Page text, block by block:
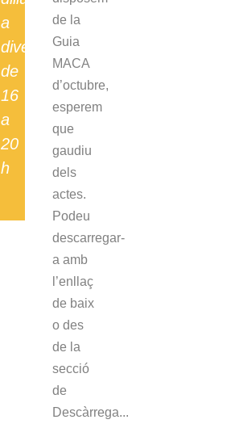
a
divendres
de
16
a
20
h
de la
Guia
MACA
d’octubre,
esperem
que
gaudiu
dels
actes.
Podeu
descarregar-
a amb
l’enllaç
de baix
o des
de la
secció
de
Descàrrega...